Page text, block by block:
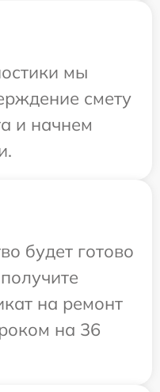
мы
смету
и начнем
будет готово
на ремонт
на 36